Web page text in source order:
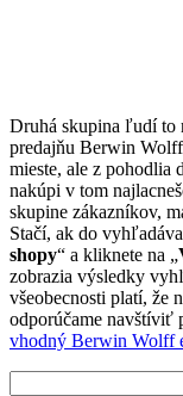
Druhá skupina ľudí to
predajňu Berwin
mieste, ale z pohodlia
nakúpi v tom
skupine zákazníkov,
Stačí, ak do
shopy“ a kliknete na „
zobrazia výsledky
všeobecnosti platí, že
odporúčame navštíviť
vhodný Berwin Wolff